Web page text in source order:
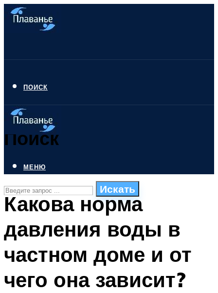
ПОИСК
Поиск
Искать
ПЛАВАНЬЕ ДЛЯ ДЕТЕЙ
БАССЕЙН ДЛЯ ДОМА
МЕНЮ
Какова норма
давления воды в
частном доме и от
чего она зависит?